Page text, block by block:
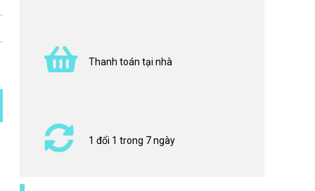
Thanh toán tại nhà
1 đổi 1 trong 7 ngày